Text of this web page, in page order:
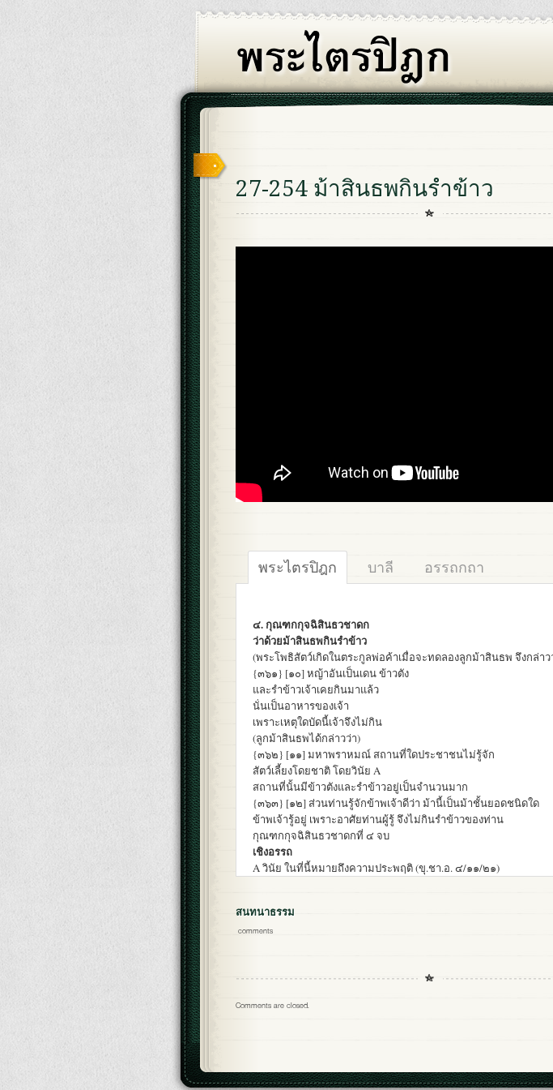
27-254 ม้าสินธพกินรำข้าว
พระไตรปิฎก บาลี อรรถกถา
๔. กุณฑกกุจฉิสินธวชาดก
ว่าด้วยม้าสินธพกินรำข้าว
(พระโพธิสัตว์เกิดในตระกูลพ่อค้าเมื่อจะทดลองลูกม้าสินธพ จึงกล่าว
{๓๖๑} [๑๐] หญ้าอันเป็นเดน ข้าวตัง
และรำข้าวเจ้าเคยกินมาแล้ว
นั่นเป็นอาหารของเจ้า
เพราะเหตุใดบัดนี้เจ้าจึงไม่กิน
(ลูกม้าสินธพได้กล่าวว่า)
{๓๖๒} [๑๑] มหาพราหมณ์ สถานที่ใดประชาชนไม่รู้จัก
สัตว์เลี้ยงโดยชาติ โดยวินัย A
สถานที่นั้นมีข้าวตังและรำข้าวอยู่เป็นจำนวนมาก
{๓๖๓} [๑๒] ส่วนท่านรู้จักข้าพเจ้าดีว่า ม้านี้เป็นม้าชั้นยอดชนิดใด
ข้าพเจ้ารู้อยู่ เพราะอาศัยท่านผู้รู้ จึงไม่กินรำข้าวของท่าน
กุณฑกกุจฉิสินธวชาดกที่ ๔ จบ
เชิงอรรถ
A วินัย ในที่นี้หมายถึงความประพฤติ (ขุ.ชา.อ. ๔/๑๑/๒๑)
สนทนาธรรม
comments
Comments are closed.